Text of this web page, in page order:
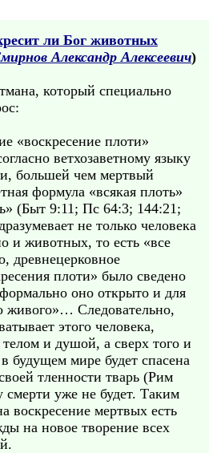
ли Бог животных
Александр Алексеевич)
который специально
«воскресение плоти»
ветхозаветному языку
большей чем мертвый
формула «всякая плоть»
(Быт 9:11; Пс 64:3; 144:21;
не только человека
и животных, то есть «все
древнецерковное
плоти» было сведено
оно открыто и для
живого»… Следовательно,
этого человека,
и душой, а сверх того и
будущем мире будет спасена
тленности тварь (Рим
смерти уже не будет. Таким
воскресение мертвых есть
на новое творение всех